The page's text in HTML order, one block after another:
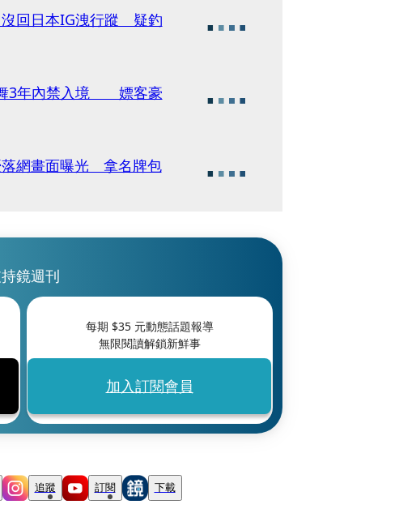
沒回日本IG洩行蹤 疑釣
舞3年內禁入境 嫖客豪
落網畫面曝光 拿名牌包
鏡週刊
每期 $35元動態話題報導
無限閱讀解鎖新鮮事
加入訂閱會員
追蹤 訂閱 下載